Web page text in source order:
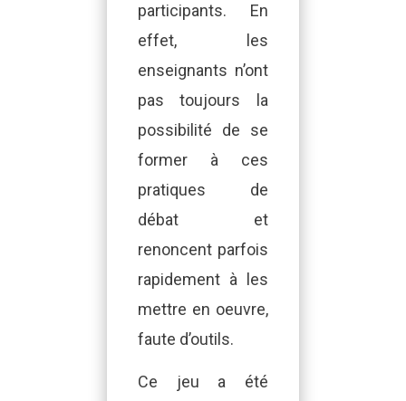
participants. En
effet, les
enseignants n’ont
pas toujours la
possibilité de se
former à ces
pratiques de
débat et
renoncent parfois
rapidement à les
mettre en oeuvre,
faute d’outils.
Ce jeu a été